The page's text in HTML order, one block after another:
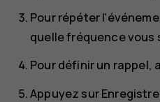
Pour répéter
quelle fréquence
Pour définir un rappel,
Appuyez sur